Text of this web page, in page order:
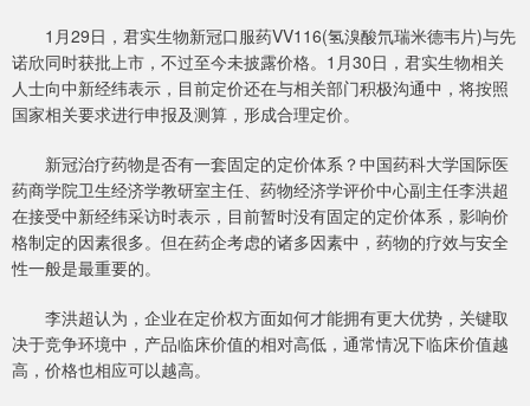
1月29日，君实生物新冠口服药VV116(氢溴酸氘瑞米德韦片)与先
诺欣同时获批上市，不过至今未披露价格。1月30日，君实生物相关
人士向中新经纬表示，目前定价还在与相关部门积极沟通中，将按照
国家相关要求进行申报及测算，形成合理定价。
新冠治疗药物是否有一套固定的定价体系？中国药科大学国际医
药商学院卫生经济学教研室主任、药物经济学评价中心副主任李洪超
在接受中新经纬采访时表示，目前暂时没有固定的定价体系，影响价
格制定的因素很多。但在药企考虑的诸多因素中，药物的疗效与安全
性一般是最重要的。
李洪超认为，企业在定价权方面如何才能拥有更大优势，关键取
决于竞争环境中，产品临床价值的相对高低，通常情况下临床价值越
高，价格也相应可以越高。